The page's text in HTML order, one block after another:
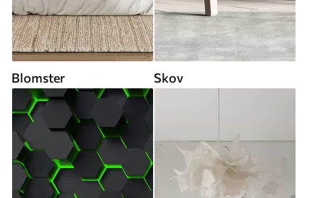
Blomster Skov